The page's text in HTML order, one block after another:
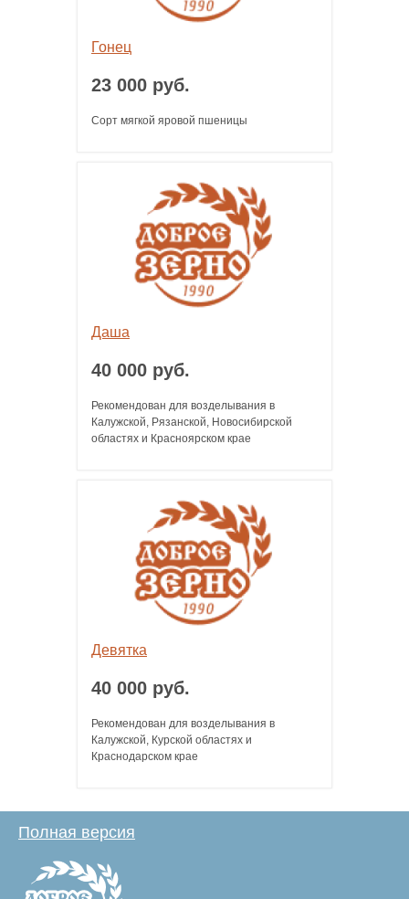
Гонец
23 000 руб.
Сорт мягкой яровой пшеницы
Даша
40 000 руб.
Рекомендован для возделывания в
Калужской, Рязанской, Новосибирской
областях и Красноярском крае
Девятка
40 000 руб.
Рекомендован для возделывания в
Калужской, Курской областях и
Краснодарском крае
Полная версия